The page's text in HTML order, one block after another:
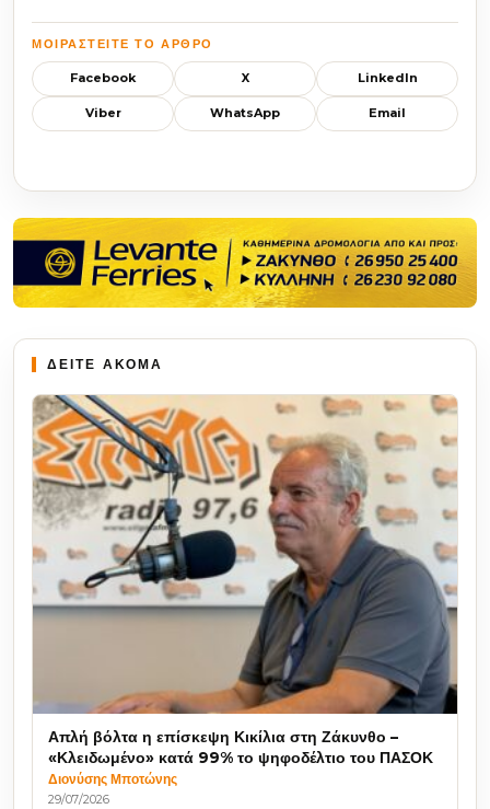
ΜΟΙΡΑΣΤΕΊΤΕ ΤΟ ΆΡΘΡΟ
Facebook X LinkedIn
Viber WhatsApp Email
ΔΕΙΤΕ ΑΚΟΜΑ
Απλή βόλτα η επίσκεψη Κικίλια στη Ζάκυνθο –
«Κλειδωμένο» κατά 99% το ψηφοδέλτιο του ΠΑΣΟΚ
Διονύσης Μποτώνης
29/07/2026